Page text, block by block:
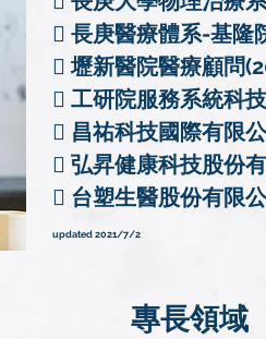
 長庚醫療體系-基隆
 壢新醫院醫療顧問
 工研院服務系統科
 昌祐科技國際有限
 弘昇健康科技股份
 台塑生醫股份有限
updated 2021/7/2
專長領域